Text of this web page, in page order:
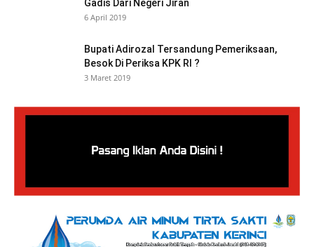
Gadis Dari Negeri Jiran
6 April 2019
Bupati Adirozal Tersandung Pemeriksaan,
Besok Di Periksa KPK RI ?
3 Maret 2019